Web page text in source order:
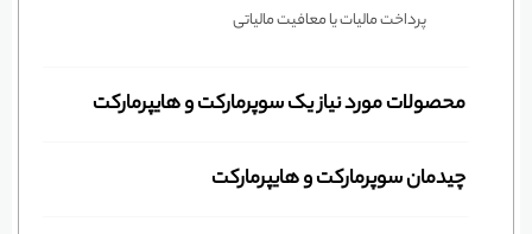
پرداخت مالیات یا معافیت مالیاتی
محصولات مورد نیاز یک سوپرمارکت و هایپرمارکت
چیدمان سوپرمارکت و هایپرمارکت